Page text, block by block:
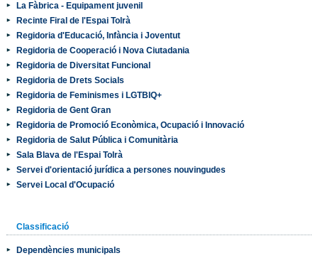
La Fàbrica - Equipament juvenil
Recinte Firal de l'Espai Tolrà
Regidoria d'Educació, Infància i Joventut
Regidoria de Cooperació i Nova Ciutadania
Regidoria de Diversitat Funcional
Regidoria de Drets Socials
Regidoria de Feminismes i LGTBIQ+
Regidoria de Gent Gran
Regidoria de Promoció Econòmica, Ocupació i Innovació
Regidoria de Salut Pública i Comunitària
Sala Blava de l'Espai Tolrà
Servei d'orientació jurídica a persones nouvingudes
Servei Local d'Ocupació
Classificació
Dependències municipals